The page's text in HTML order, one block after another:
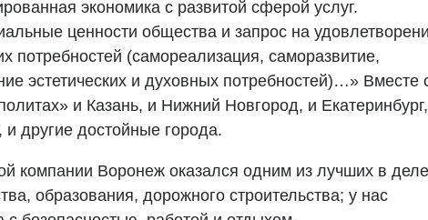
экономика с развитой сферой услуг.
ценности общества и запрос на
потребностей (самореализация, саморазвитие,
эстетических и духовных потребностей)…» Вместе
и Казань, и Нижний Новгород, и
и другие достойные города.
компании Воронеж оказался одним из лучших в деле
образования, дорожного строительства; у нас